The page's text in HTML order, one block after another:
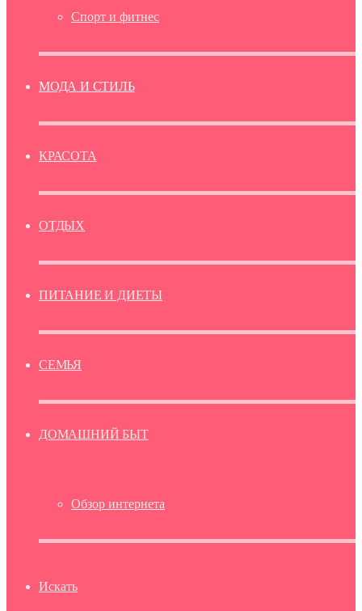
Спорт и фитнес
МОДА И СТИЛЬ
КРАСОТА
ОТДЫХ
ПИТАНИЕ И ДИЕТЫ
СЕМЬЯ
ДОМАШНИЙ БЫТ
Обзор интернета
Искать